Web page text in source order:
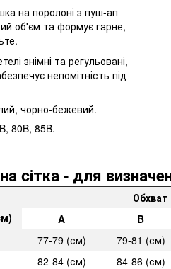
на поролоні з пуш-ап
об'єм та формує гарне,
знімні та регульовані,
непомітність під
чорно-бежевий.
80B, 85B.
cітка - для
A
B
77-79 (см)
79-81 (см)
82-84 (см)
84-86 (см)